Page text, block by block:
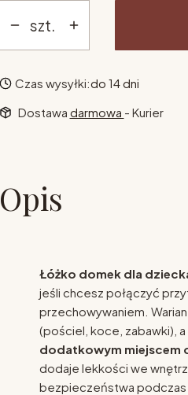
szt.
Czas wysyłki:do 14 dni
Dostawa darmowa - Kurier
Opis
Łóżko domek dla
jeśli chcesz połączyć
przechowywaniem.
(pościel, koce, zabawki),
dodatkowym miejscem
dodaje lekkości we
bezpieczeństwa podczas